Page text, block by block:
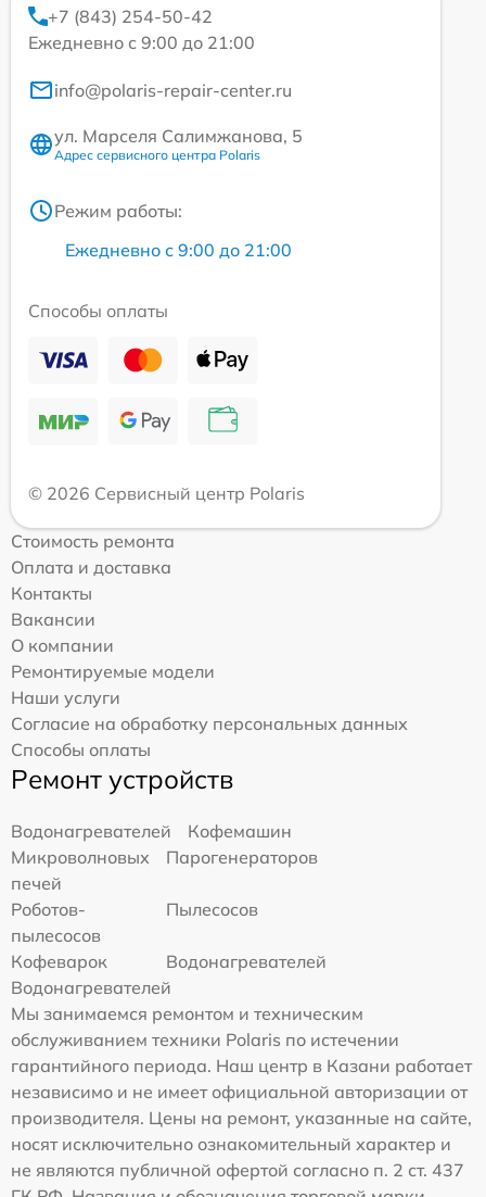
+7 (843) 254-50-42
Ежедневно с 9:00 до 21:00
info@polaris-repair-center.ru
ул. Марселя Салимжанова, 5
Адрес сервисного центра Polaris
Режим работы:
Ежедневно с 9:00 до 21:00
Способы оплаты
© 2026 Сервисный центр Polaris
Стоимость ремонта
Оплата и доставка
Контакты
Вакансии
О компании
Ремонтируемые модели
Наши услуги
Согласие на обработку персональных данных
Способы оплаты
Ремонт устройств
Водонагревателей
Кофемашин
Микроволновых
печей
Парогенераторов
Роботов-
пылесосов
Пылесосов
Кофеварок
Водонагревателей
Водонагревателей
Мы занимаемся ремонтом и техническим
обслуживанием техники Polaris по истечении
гарантийного периода. Наш центр в Казани работает
независимо и не имеет официальной авторизации от
производителя. Цены на ремонт, указанные на сайте,
носят исключительно ознакомительный характер и
не являются публичной офертой согласно п. 2 ст. 437